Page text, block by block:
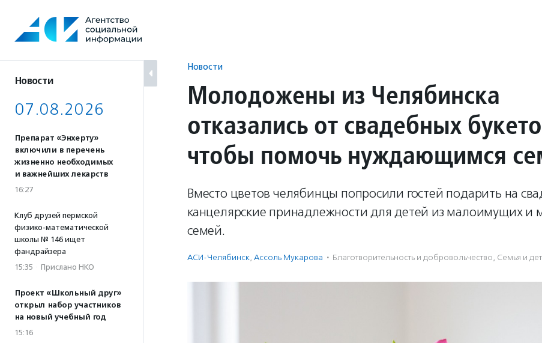
содержанию
Новости
07.08.2026
Препарат «Энхерту»
включили в перечень
жизненно необходимых
и важнейших лекарств
16:27
Клуб друзей пермской
физико-математической
школы № 146 ищет
фандрайзера
15:35 · Прислано НКО
Проект «Школьный друг»
открыл набор участников
на новый учебный год
15:16
Новости
Молодожены из Челябинска
отказались от свадебных
чтобы помочь нуждающимся
Вместо цветов челябинцы попросили гостей подарить на
канцелярские принадлежности для детей из малоимущих и
семей.
АСИ-Челябинск, Ассоль Мукарова · Благотвори­тель­ность и доброволь­чест­во, Семья и